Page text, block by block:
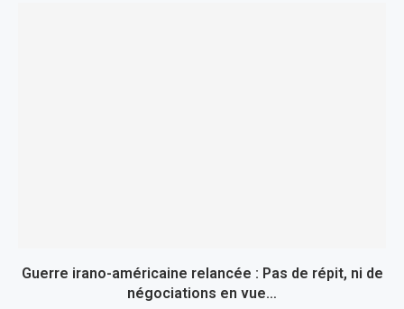
Guerre irano-américaine relancée : Pas de répit, ni de
négociations en vue…